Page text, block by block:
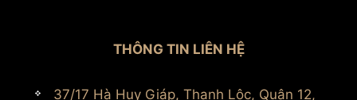
THÔNG TIN LIÊN HỆ
37/17 Hà Huy Giáp, Thạnh Lộc, Quận 12,